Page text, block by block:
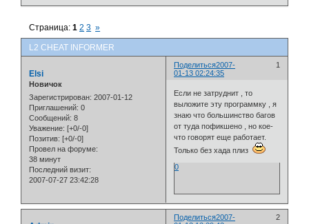
L2 CHEAT INFORMER
Страница:1 2 3 »
Поделиться 1
2007-
01-13 02:24:35
Elsi
Новичок
Зарегистрирован: 2007-01-12
Приглашений: 0
Сообщений: 8
Уважение: [+0/-0]
Позитив: [+0/-0]
Провел на форуме:
38 минут
Последний визит:
2007-07-27 23:42:28
Если не затруднит , то
выложите эту программку , я
знаю что большинство багов
от туда пофикшено , но кое-
что говорят еще работает.
Только без хада плиз
0
Поделиться 2
2007-